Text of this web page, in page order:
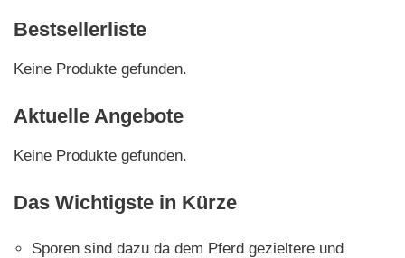
Bestsellerliste
Keine Produkte gefunden.
Aktuelle Angebote
Keine Produkte gefunden.
Das Wichtigste in Kürze
Sporen sind dazu da dem Pferd gezieltere und